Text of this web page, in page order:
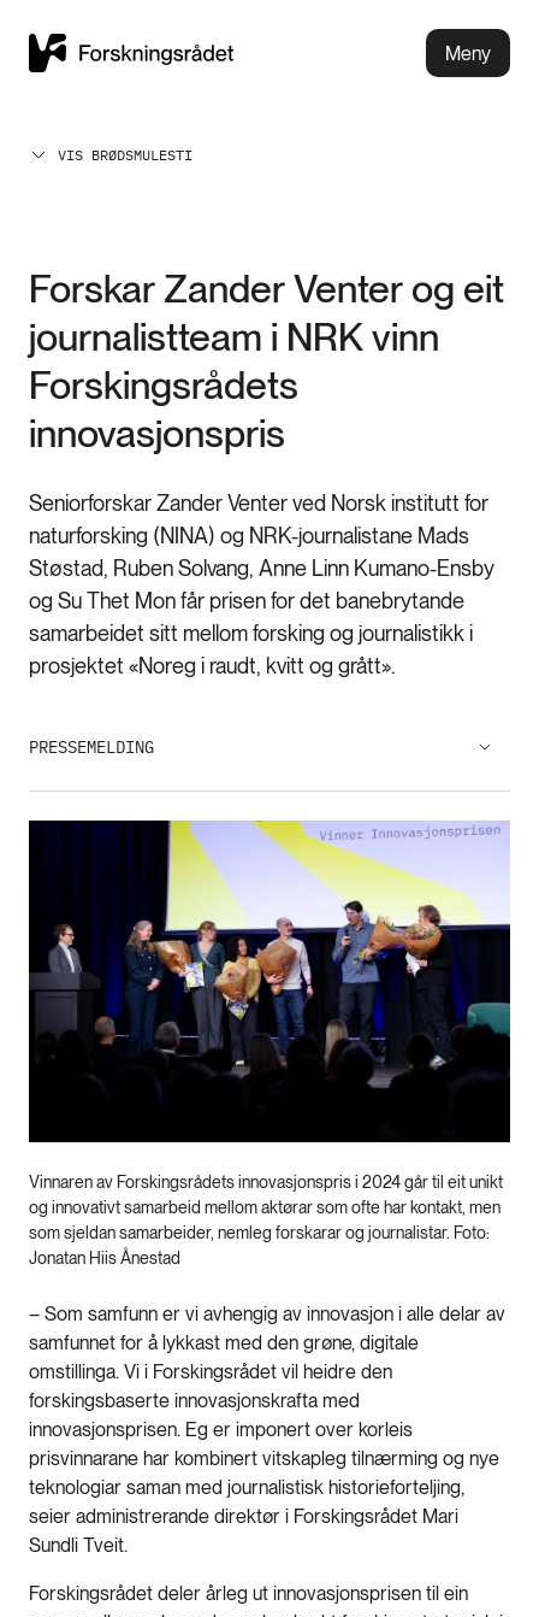
Meny
VIS BRØDSMULESTI
Forskar Zander Venter og eit
journalistteam i NRK vinn
Forskingsrådets
innovasjonspris
Seniorforskar Zander Venter ved Norsk institutt for
naturforsking (NINA) og NRK-journalistane Mads
Støstad, Ruben Solvang, Anne Linn Kumano-Ensby
og Su Thet Mon får prisen for det banebrytande
samarbeidet sitt mellom forsking og journalistikk i
prosjektet «Noreg i raudt, kvitt og grått».
PRESSEMELDING
Vinnaren av Forskingsrådets innovasjonspris i 2024 går til eit unikt
og innovativt samarbeid mellom aktørar som ofte har kontakt, men
som sjeldan samarbeider, nemleg forskarar og journalistar. Foto:
Jonatan Hiis Ånestad
– Som samfunn er vi avhengig av innovasjon i alle delar av
samfunnet for å lykkast med den grøne, digitale
omstillinga. Vi i Forskingsrådet vil heidre den
forskingsbaserte innovasjonskrafta med
innovasjonsprisen. Eg er imponert over korleis
prisvinnarane har kombinert vitskapleg tilnærming og nye
teknologiar saman med journalistisk historieforteljing,
seier administrerande direktør i Forskingsrådet Mari
Sundli Tveit.
Forskingsrådet deler årleg ut innovasjonsprisen til ein